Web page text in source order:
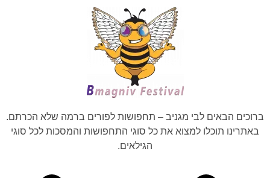
ברוכים הבאים לבי מגניב – תחפושות לפורים ברמה שלא הכרתם.
באתרינו תוכלו למצוא את כל סוגי התחפושות והמסכות לכל סוגי
הגילאים.